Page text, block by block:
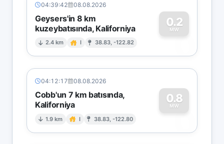
04:39:42 08.08.2026
Geysers'in 8 km
kuzeybatısında, Kaliforniya
2.4 km I 38.83, -122.82
0.2
MW
0
04:12:17 08.08.2026
Cobb'un 7 km batısında,
Kaliforniya
1.9 km I 38.83, -122.80
0.8
MW
0